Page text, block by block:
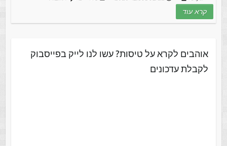
קרא עוד
אוהבים לקרא על טיסות? עשו לנו לייק בפייסבוק
לקבלת עדכונים